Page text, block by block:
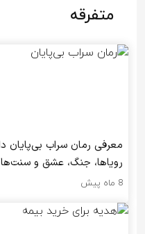
متفرقه
معرفی رمان سراب بی‌پایان
رویاها، جنگ، عشق و سنت‌ها
8 ماه پیش